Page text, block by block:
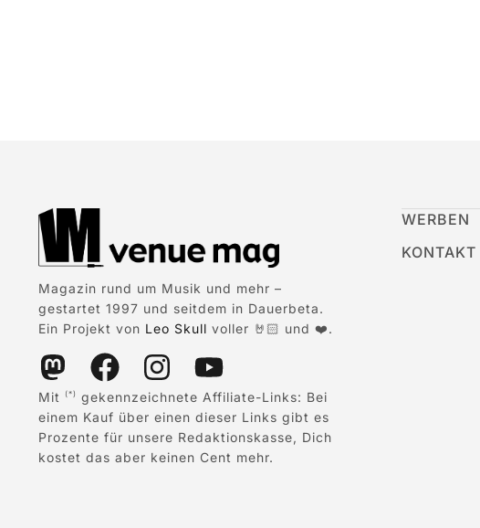
Magazin rund um Musik und mehr –
gestartet 1997 und seitdem in Dauerbeta.
Ein Projekt von Leo Skull voller 🤘🏻 und ❤️.
Mit (*)
gekennzeichnete Affiliate-Links: Bei
einem Kauf über einen dieser Links gibt es
Prozente für unsere Redaktionskasse, Dich
kostet das aber keinen Cent mehr.
WERBEN
KONTAKT